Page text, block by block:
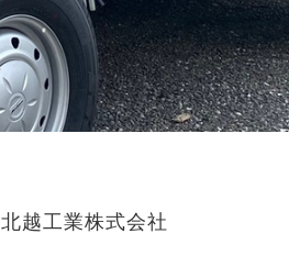
北越工業株式会社